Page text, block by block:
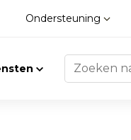
Ondersteuning